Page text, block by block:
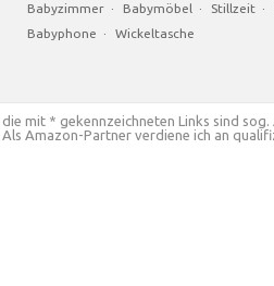
Babyzimmer · Babymöbel · Stillzeit ·
Babyphone · Wickeltasche
die mit * gekennzeichneten Links sind
Als Amazon-Partner verdiene ich an